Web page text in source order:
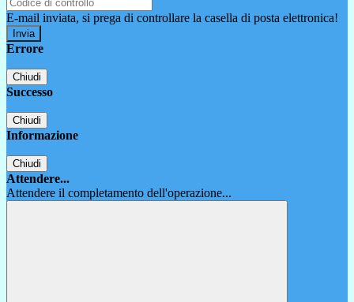
E-mail inviata, si prega di controllare la casella di posta elettronica!
Errore
Chiudi
Successo
Chiudi
Informazione
Chiudi
Attendere...
Attendere il completamento dell'operazione...